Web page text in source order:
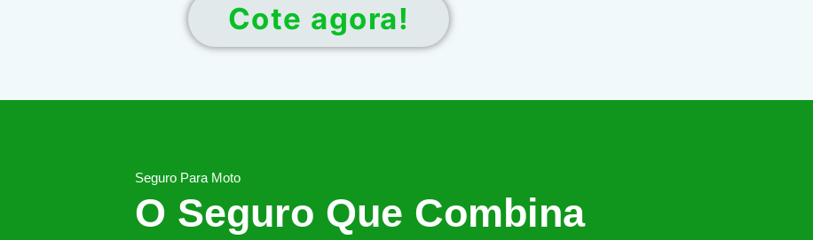
Cote agora!
Seguro Para Moto
O Seguro Que Combina